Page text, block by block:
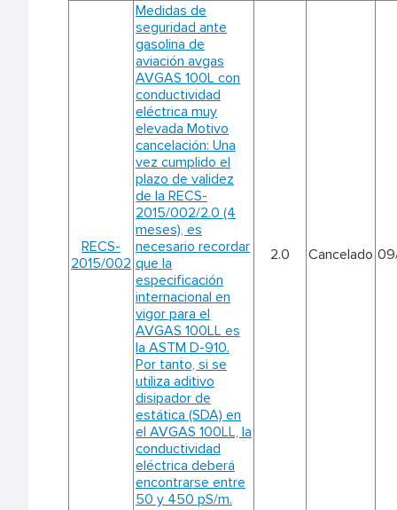
RECS-
2015/002
Medidas de
seguridad ante
gasolina de
aviación avgas
AVGAS 100L con
conductividad
eléctrica muy
elevada Motivo
cancelación: Una
vez cumplido el
plazo de validez
de la RECS-
2015/002/2.0 (4
meses), es
necesario recordar
que la
especificación
internacional en
vigor para el
AVGAS 100LL es
la ASTM D-910.
Por tanto, si se
utiliza aditivo
disipador de
estática (SDA) en
el AVGAS 100LL, la
conductividad
eléctrica deberá
encontrarse entre
50 y 450 pS/m.
2.0 Cancelado